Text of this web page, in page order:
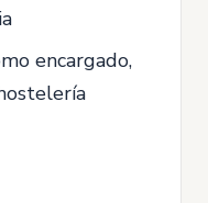
encargado,